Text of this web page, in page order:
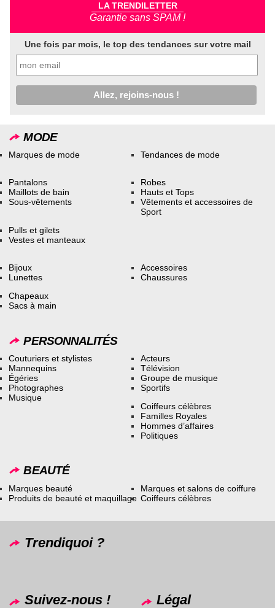
LA TRENDILETTER
Garantie sans SPAM !
Une fois par mois, le top des tendances sur votre mail
MODE
Marques de mode Tendances de mode
Pantalons
Maillots de bain
Sous-vêtements
Robes
Hauts et Tops
Vêtements et accessoires de
Sport
Pulls et gilets
Vestes et manteaux
Bijoux
Lunettes
Accessoires
Chaussures
Chapeaux
Sacs à main
PERSONNALITÉS
Couturiers et stylistes
Mannequins
Égéries
Photographes
Musique
Acteurs
Télévision
Groupe de musique
Sportifs
Coiffeurs célèbres
Familles Royales
Hommes d’affaires
Politiques
BEAUTÉ
Marques beauté
Produits de beauté et maquillage
Marques et salons de coiffure
Coiffeurs célèbres
Trendiquoi ?
Suivez-nous ! Légal